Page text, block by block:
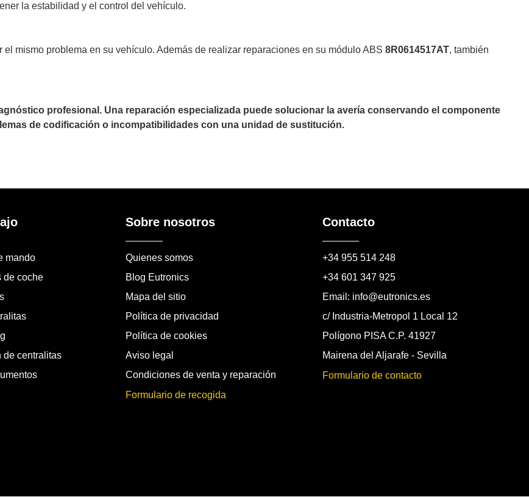
la estabilidad y el control del vehículo.
mismo problema en su vehículo. Además de realizar reparaciones en su módulo ABS 8R0614517AT, también
profesional. Una reparación especializada puede solucionar la avería conservando el componente
de codificación o incompatibilidades con una unidad de sustitución.
mando
de coche
de centralitas
Sobre nosotros
Quienes somos
Blog Eutronics
Mapa del sitio
Política de privacidad
Política de cookies
Aviso legal
Condiciones de venta y reparación
Formulario de recogida
Contacto
+34 955 514 248
+34 601 347 925
Email: info@eutronics.es
c/ Industria-Metropol 1 Local 12
Polígono PISA C.P. 41927
Mairena del Aljarafe - Sevilla
Formulario de contacto